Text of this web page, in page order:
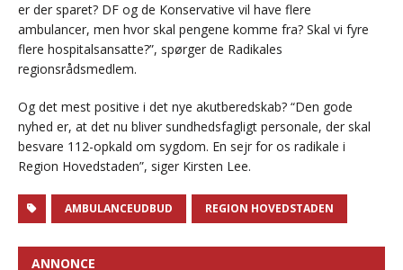
er der sparet? DF og de Konservative vil have flere
ambulancer, men hvor skal pengene komme fra? Skal vi fyre
flere hospitalsansatte?”, spørger de Radikales
regionsrådsmedlem.
Og det mest positive i det nye akutberedskab? “Den gode
nyhed er, at det nu bliver sundhedsfagligt personale, der skal
besvare 112-opkald om sygdom. En sejr for os radikale i
Region Hovedstaden”, siger Kirsten Lee.
AMBULANCEUDBUD REGION HOVEDSTADEN
ANNONCE